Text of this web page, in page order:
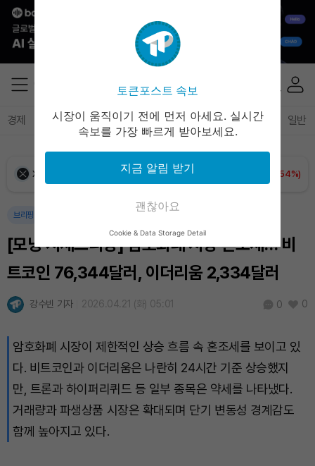
경제 마켓 정책 정치 인사이트 브리핑 속보 일반
Ethereum (ETH)
USDC (USDC) ₩
XRP (XRP) (+0.54%)
Solana (SOL)
TRON (TRX) ₩464.1(+0.74%)
Hyperliquid (HYPE) ₩77,092 (+0.73%)
Bitcoin (BTC) ₩91,236,845(-0.25%)
브리핑
[모닝 시세브리핑] 암호화폐 시장 혼조세… 비
트코인 76,344달러, 이더리움 2,334달러
강수빈 기자 2026.04.21 (화) 05:01 0 0
암호화폐 시장이 제한적인 상승 흐름 속 혼조세를 보이고 있
다. 비트코인과 이더리움은 나란히 24시간 기준 상승했지
만, 트론과 하이퍼리퀴드 등 일부 종목은 약세를 나타냈다.
거래량과 파생상품 시장은 확대되며 단기 변동성 경계감도
함께 높아지고 있다.
토큰포스트 속보
시장이 움직이기 전에 먼저 아세요. 실시간
속보를 가장 빠르게 받아보세요.
지금 알림 받기
괜찮아요
Cookie & Data Storage Detail